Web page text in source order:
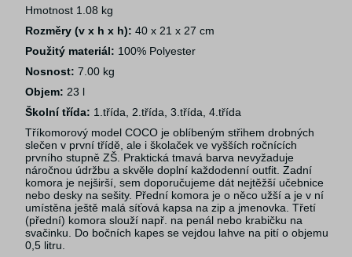
Hmotnost 1.08 kg
Rozměry (v x h x h): 40 x 21 x 27 cm
Použitý materiál: 100% Polyester
Nosnost: 7.00 kg
Objem: 23 l
Školní třída: 1.třída, 2.třída, 3.třída, 4.třída
Tříkomorový model COCO je oblíbeným střihem drobných
slečen v první třídě, ale i školaček ve vyšších ročnících
prvního stupně ZŠ. Praktická tmavá barva nevyžaduje
náročnou údržbu a skvěle doplní každodenní outfit. Zadní
komora je nejširší, sem doporučujeme dát nejtěžší učebnice
nebo desky na sešity. Přední komora je o něco užší a je v ní
umístěna ještě malá síťová kapsa na zip a jmenovka. Třetí
(přední) komora slouží např. na penál nebo krabičku na
svačinku. Do bočních kapes se vejdou lahve na pití o objemu
0,5 litru.